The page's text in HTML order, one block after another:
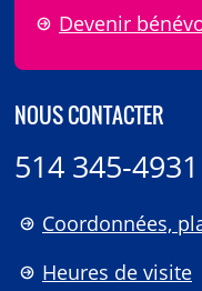
Devenir
NOUS CONTACTER
514 345-4931
Coordonnées,
Heures de visite